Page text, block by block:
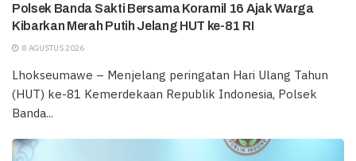
Polsek Banda Sakti Bersama Koramil 16 Ajak Warga
Kibarkan Merah Putih Jelang HUT ke-81 RI
8 AGUSTUS 2026
Lhokseumawe – Menjelang peringatan Hari Ulang Tahun
(HUT) ke-81 Kemerdekaan Republik Indonesia, Polsek
Banda...